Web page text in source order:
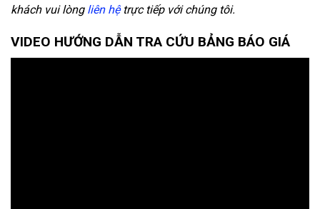
khách vui lòng liên hệtrực tiếp với chúng tôi.
VIDEO HƯỚNG DẪN TRA CỨU BẢNG BÁO GIÁ